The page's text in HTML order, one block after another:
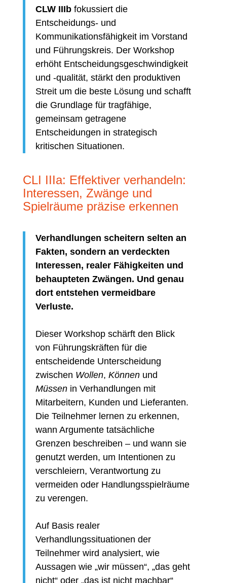
CLW IIIbfokussiert die
Entscheidungs- und
Kommunikationsfähigkeit im Vorstand
und Führungskreis. Der Workshop
erhöht Entscheidungsgeschwindigkeit
und -qualität, stärkt den produktiven
Streit um die beste Lösung und schafft
die Grundlage für tragfähige,
gemeinsam getragene
Entscheidungen in strategisch
kritischen Situationen.
CLI IIIa: Effektiver verhandeln:
Interessen, Zwänge und
Spielräume präzise erkennen
Verhandlungen scheitern selten an
Fakten, sondern an verdeckten
Interessen, realer Fähigkeiten und
behaupteten Zwängen. Und genau
dort entstehen vermeidbare
Verluste.
Dieser Workshop schärft den Blick
von Führungskräften für die
entscheidende Unterscheidung
zwischen Wollen, Könnenund
Müssenin Verhandlungen mit
Mitarbeitern, Kunden und Lieferanten.
Die Teilnehmer lernen zu erkennen,
wann Argumente tatsächliche
Grenzen beschreiben – und wann sie
genutzt werden, um Intentionen zu
verschleiern, Verantwortung zu
vermeiden oder Handlungsspielräume
zu verengen.
Auf Basis realer
Verhandlungssituationen der
Teilnehmer wird analysiert, wie
Aussagen wie „wir müssen“, „das geht
nicht“ oder „das ist nicht machbar“